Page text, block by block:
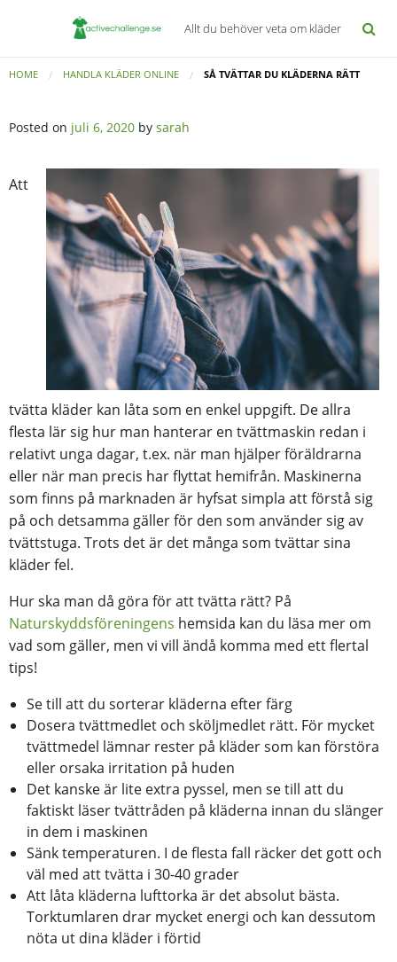
Allt du behöver veta om kläder
HOME HANDLA KLÄDER ONLINE SÅ TVÄTTAR DU KLÄDERNA RÄTT
Posted on juli 6, 2020 by sarah
Att
tvätta kläder kan låta som en enkel uppgift. De allra
flesta lär sig hur man hanterar en tvättmaskin redan i
relativt unga dagar, t.ex. när man hjälper föräldrarna
eller när man precis har flyttat hemifrån. Maskinerna
som finns på marknaden är hyfsat simpla att förstå sig
på och detsamma gäller för den som använder sig av
tvättstuga. Trots det är det många som tvättar sina
kläder fel.
Hur ska man då göra för att tvätta rätt? På
Naturskyddsföreningens hemsida kan du läsa mer om
vad som gäller, men vi vill ändå komma med ett flertal
tips!
Se till att du sorterar kläderna efter färg
Dosera tvättmedlet och sköljmedlet rätt. För mycket
tvättmedel lämnar rester på kläder som kan förstöra
eller orsaka irritation på huden
Det kanske är lite extra pyssel, men se till att du
faktiskt läser tvättråden på kläderna innan du slänger
in dem i maskinen
Sänk temperaturen. I de flesta fall räcker det gott och
väl med att tvätta i 30-40 grader
Att låta kläderna lufttorka är det absolut bästa.
Torktumlaren drar mycket energi och kan dessutom
nöta ut dina kläder i förtid